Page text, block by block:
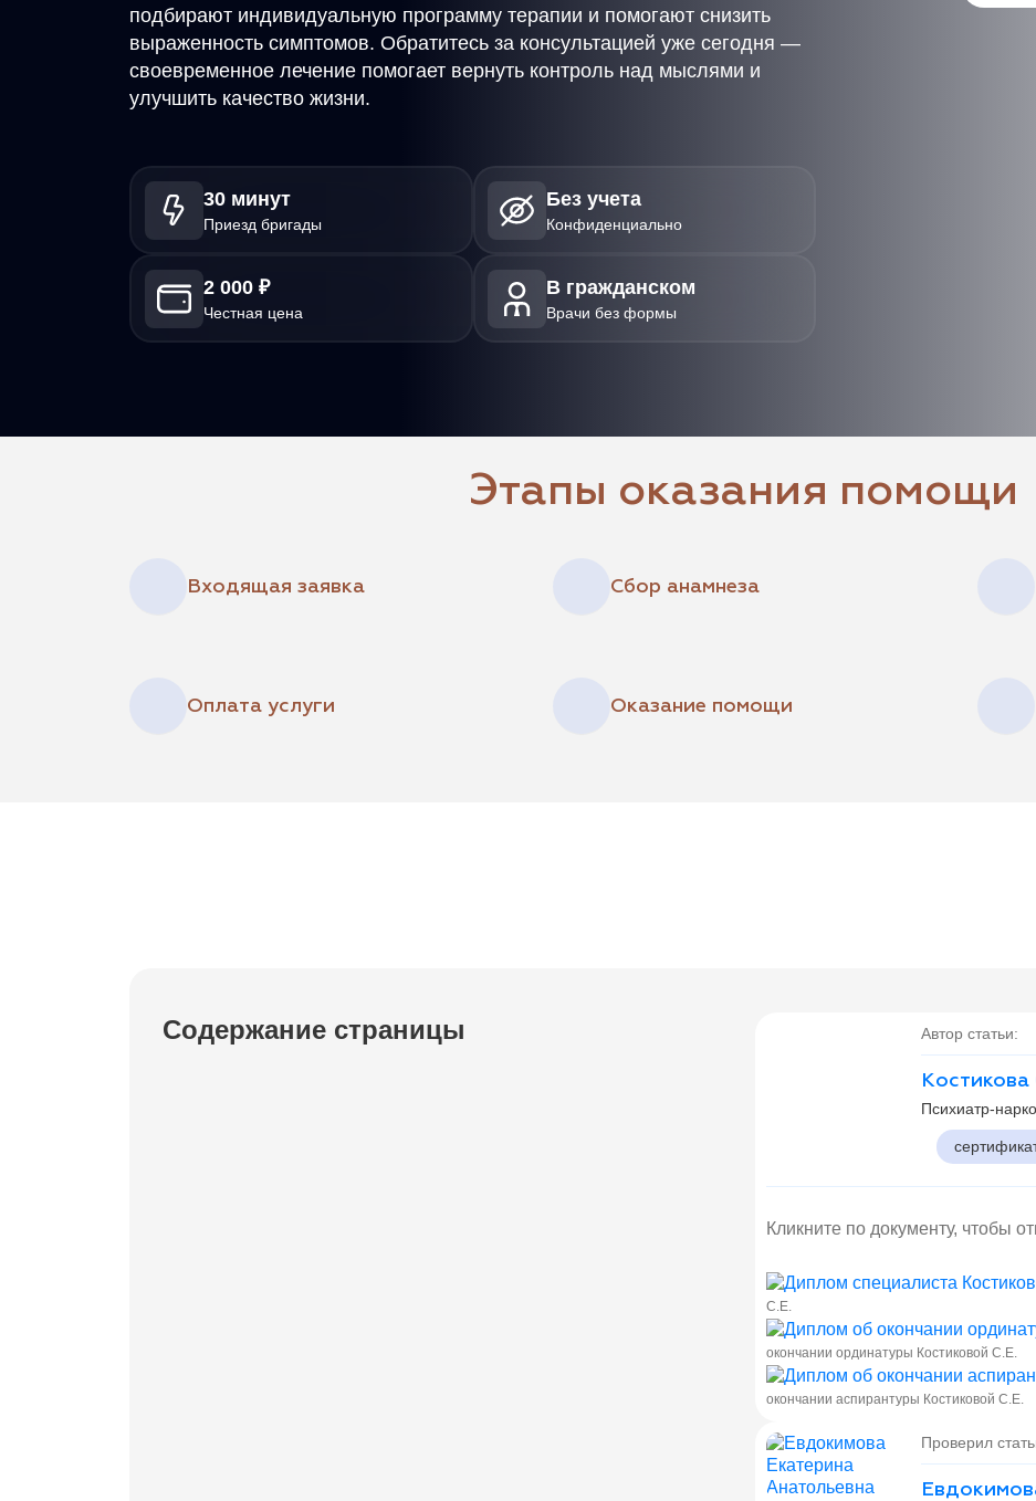
подбирают индивидуальную программу терапии и помогают снизить
выраженность симптомов. Обратитесь за консультацией уже сегодня —
своевременное лечение помогает вернуть контроль над мыслями и
улучшить качество жизни.
30 минут
Приезд бригады
Без учета
Конфиденциально
2 000 ₽
Честная цена
В гражданском
Врачи без формы
Этапы оказания помощи
Входящая заявка Сбор анамнеза
Оплата услуги Оказание помощи
Содержание страницы Автор статьи:
Костикова
Психиатр-
Кликните по документу, чтобы
С.Е.
окончании ординатуры Костиковой С.Е.
окончании аспирантуры Костиковой С.Е.
Проверил